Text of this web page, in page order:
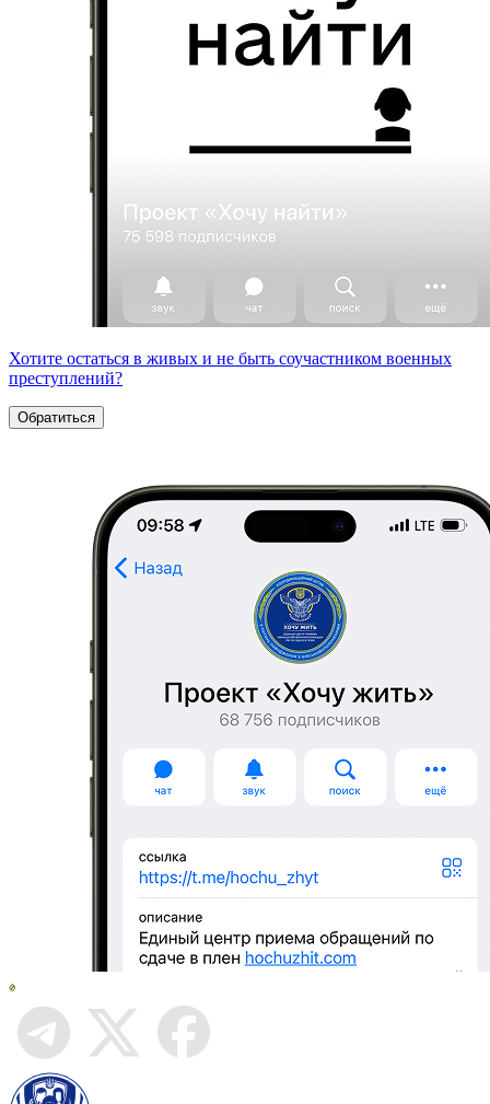
Хотите остаться в живых и не быть соучастником военных
преступлений?
Обратиться